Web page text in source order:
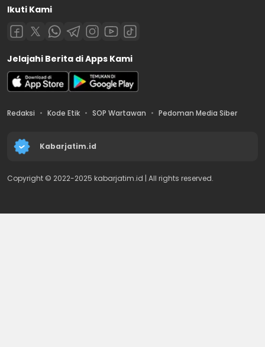
Ikuti Kami
Jelajahi Berita di Apps Kami
Redaksi Kode Etik SOP Wartawan Pedoman Media Siber
Kabarjatim.id
Copyright © 2022-2025 kabarjatim.id | All rights reserved.